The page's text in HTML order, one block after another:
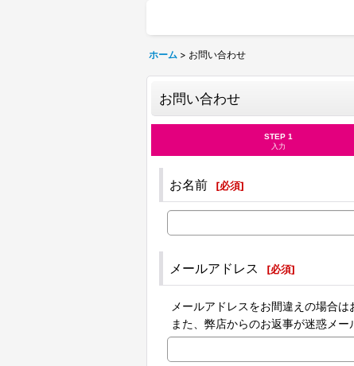
ホーム > お問い合わせ
お問い合わせ
STEP 1
入力
お名前 [必須]
メールアドレス [必須]
メールアドレスをお間違えの場合は
また、弊店からのお返事が迷惑メ